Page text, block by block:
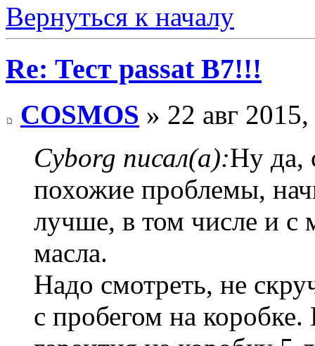
Вернуться к началу
Re: Тест passat B7!!!
COSMOS » 22 авг
Cyborg писал(а):Ну да,
похожие проблемы,
лучше, в том числе и
масла.
Надо смотреть, не
с пробегом на коробке.